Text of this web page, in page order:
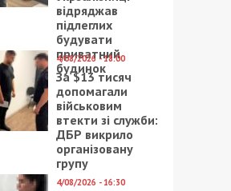
відряджав
підлеглих
будувати
приватний
будинок
4/08/2026 - 18:00
За $13 тисяч
допомагали
військовим
втекти зі служби:
ДБР викрило
організовану
групу
4/08/2026 - 16:30